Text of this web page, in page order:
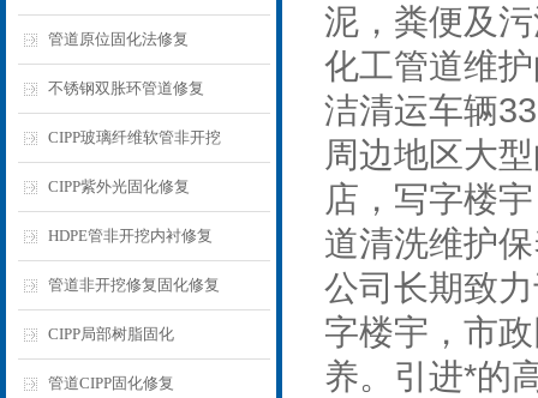
管道原位固化法修复
不锈钢双胀环管道修复
CIPP玻璃纤维软管非开挖
CIPP紫外光固化修复
HDPE管非开挖内衬修复
管道非开挖修复固化修复
CIPP局部树脂固化
管道CIPP固化修复
泥，粪便及
化工管道维
洁清运车辆
周边地区大
店，写字楼
道清洗维护
公司长期致
字楼宇，市
养。引进*的